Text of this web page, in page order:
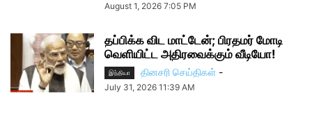
August 1, 2026 7:05 PM
தப்பிக்க விட மாட்டேன்; பிரதமர் மோடி
வெளியிட்ட அதிரவைக்கும் வீடியோ!
இந்தியா தினசரி செய்திகள் -
July 31, 2026 11:39 AM